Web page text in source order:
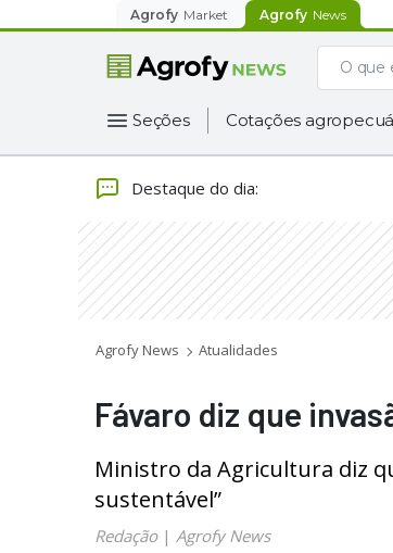
Agrofy Market Agrofy News
Seções Cotações
Destaque do dia:
Agrofy News Atualidades
Fávaro diz que
Ministro da Agricultura diz
sustentável”
Redação| Agrofy News